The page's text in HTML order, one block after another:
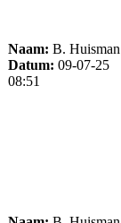
Naam: B. Huisman
Datum: 09-07-25
08:51